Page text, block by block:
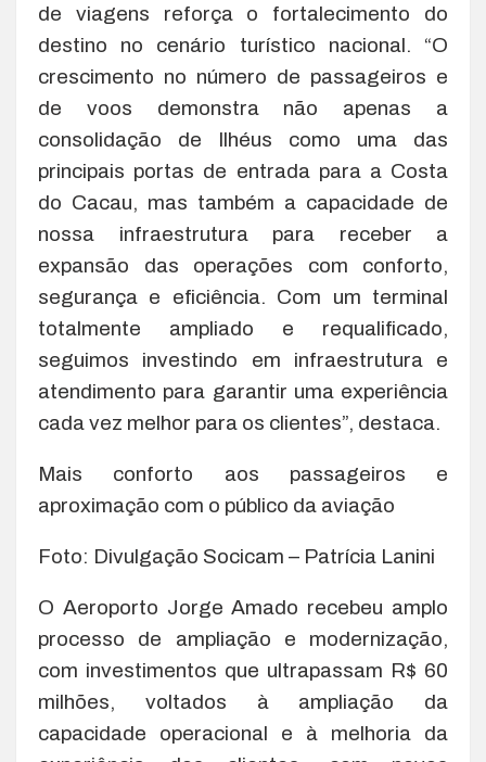
de viagens reforça o fortalecimento do
destino no cenário turístico nacional. “O
crescimento no número de passageiros e
de voos demonstra não apenas a
consolidação de Ilhéus como uma das
principais portas de entrada para a Costa
do Cacau, mas também a capacidade de
nossa infraestrutura para receber a
expansão das operações com conforto,
segurança e eficiência. Com um terminal
totalmente ampliado e requalificado,
seguimos investindo em infraestrutura e
atendimento para garantir uma experiência
cada vez melhor para os clientes”, destaca.
Mais conforto aos passageiros e
aproximação com o público da aviação
Foto: Divulgação Socicam – Patrícia Lanini
O Aeroporto Jorge Amado recebeu amplo
processo de ampliação e modernização,
com investimentos que ultrapassam R$ 60
milhões, voltados à ampliação da
capacidade operacional e à melhoria da